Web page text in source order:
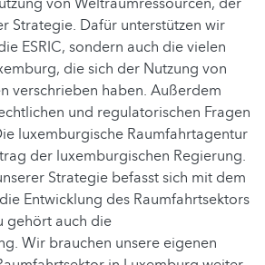
Strategie. Dafür unterstützen wir
ESRIC, sondern auch die vielen
die sich der Nutzung von
verschrieben haben. Außerdem
und regulatorischen Fragen
luxemburgische Raumfahrtagentur
der luxemburgischen Regierung.
Strategie befasst sich mit dem
Entwicklung des Raumfahrtsektors
gehört auch die
Wir brauchen unsere eigenen